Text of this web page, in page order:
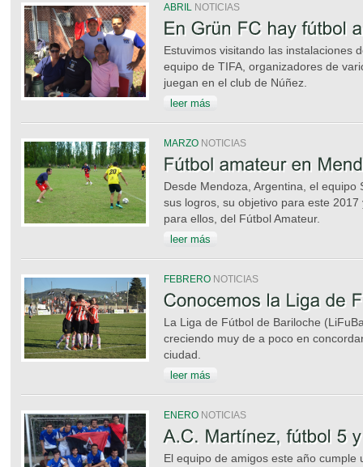
ABRIL NOTICIAS
Estuvimos visitando las instalaciones
equipo de TIFA, organizadores de
juegan en el club de Núñez.
leer más
MARZO NOTICIAS
Desde Mendoza, Argentina, el
sus logros, su objetivo para este
para ellos, del Fútbol Amateur.
leer más
FEBRERO NOTICIAS
La Liga de Fútbol de Bariloche
creciendo muy de a poco en
ciudad.
leer más
ENERO NOTICIAS
El equipo de amigos este año